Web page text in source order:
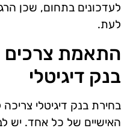
לעדכונים בתחום, שכן
לעת.
התאמת צרכים
בנק דיגיטלי
בחירת בנק דיגיטלי
האישיים של כל אחד. יש